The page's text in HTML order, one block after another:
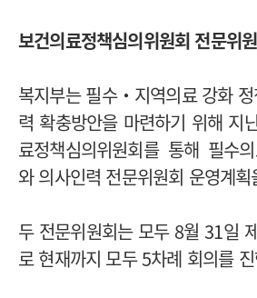
보건의료정책심의위원회 전문위
복지부는 필수‧지역의료 강화
력 확충방안을 마련하기 위해 지
료정책심의위원회를 통해 필수
와 의사인력 전문위원회 운영계
두 전문위원회는 모두 8월 31일
로 현재까지 모두 5차례 회의를